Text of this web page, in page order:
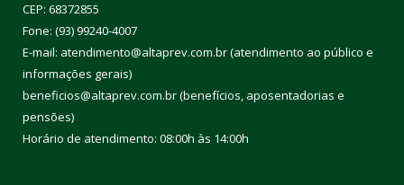
CEP: 68372855
Fone: (93) 99240-4007
E-mail: atendimento@altaprev.com.br (atendimento ao público e
informações gerais)
beneficios@altaprev.com.br (benefícios, aposentadorias e
pensões)
Horário de atendimento: 08:00h às 14:00h